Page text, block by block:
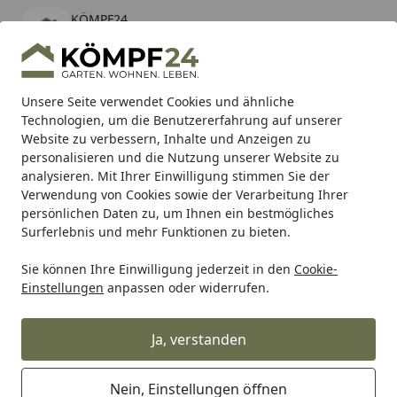
Unsere Seite verwendet Cookies und ähnliche
Technologien, um die Benutzererfahrung auf unserer
Website zu verbessern, Inhalte und Anzeigen zu
personalisieren und die Nutzung unserer Website zu
analysieren. Mit Ihrer Einwilligung stimmen Sie der
Verwendung von Cookies sowie der Verarbeitung Ihrer
persönlichen Daten zu, um Ihnen ein bestmögliches
Surferlebnis und mehr Funktionen zu bieten.
Sie können Ihre Einwilligung jederzeit in den Cookie-
Einstellungen anpassen oder widerrufen.
Ja, verstanden
Nein, Einstellungen öffnen
KÖMPF24
kostenlos - Im App Store
Hotline
Alle Produkte
Mein Konto
Suchen
Karibu Pools inkl. gratis Sandfilteranlage & Pool-
Starterset (Gesamtwert bis 468,99€)
Startseite
Grill Grillzubehör Räuchern & Smoken Holzplanken
Holzplanken
Ihre Artikelübersicht